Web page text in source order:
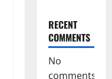
RECENT
COMMENTS
No
comments